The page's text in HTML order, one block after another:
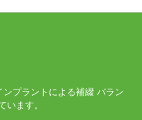
プラントによる補綴 バラン
います。